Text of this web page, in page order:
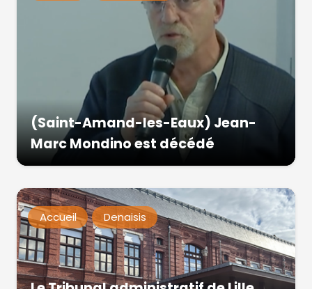
(Saint-Amand-les-Eaux) Jean-
Marc Mondino est décédé
Accueil Denaisis